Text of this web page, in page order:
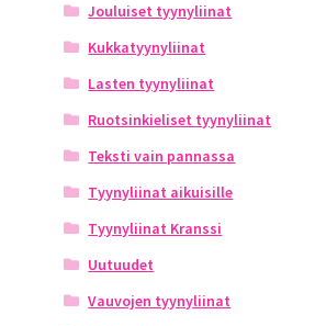
Jouluiset tyynyliinat
Kukkatyynyliinat
Lasten tyynyliinat
Ruotsinkieliset tyynyliinat
Teksti vain pannassa
Tyynyliinat aikuisille
Tyynyliinat Kranssi
Uutuudet
Vauvojen tyynyliinat